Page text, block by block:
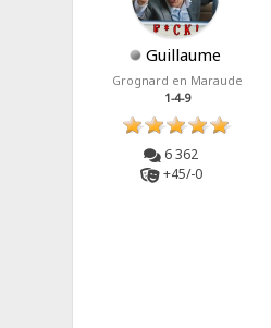
Guillaume
Grognard en Maraude
1-4-9
6 362
+45/-0